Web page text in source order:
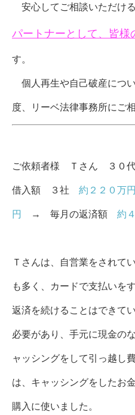
安心してご相談いただける
パートナーとして、皆様
す。
個人再生や自己破産につ
度、リーベ法律事務所にご
ご依頼者様 Ｔさん ３ ０
借入額 ３社 約２２０万円
円 → 毎月の返済額 約
Ｔさんは、自営業をされて
も多く、カードで支払いを
返済を続けることはできて
必要があり、手元に現金の
ャッシングをして引っ越し
は、キャッシングをしたお
購入に使いました。